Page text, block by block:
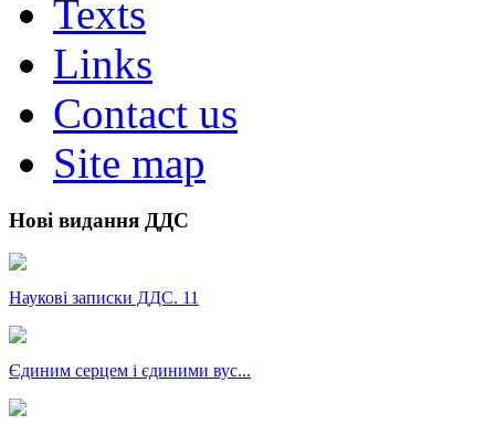
Texts
Links
Contact us
Site map
Нові видання ДДС
Наукові записки ДДС. 11
Єдиним серцем і єдиними вус...